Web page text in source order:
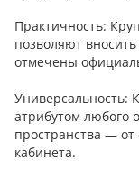
Практичность:
позволяют
отмечены
Универсальность:
атрибутом любого
пространства —
кабинета.